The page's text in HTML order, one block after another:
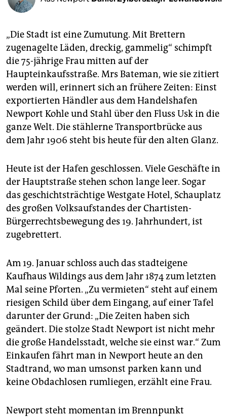
fragen & hilfe
unterstützen
abo
genossenschaft
epaper login
„Die Stadt ist eine Zumutung. Mit Brettern
zugenagelte Läden, dreckig, gammelig“ schimpft
die 75-jährige Frau mitten auf der
Haupteinkaufsstraße. Mrs Bateman, wie sie zitiert
werden will, erinnert sich an frühere Zeiten: Einst
exportierten Händler aus dem Handelshafen
Newport Kohle und Stahl über den Fluss Usk in die
ganze Welt. Die stählerne Transportbrücke aus
dem Jahr 1906 steht bis heute für den alten Glanz.
Heute ist der Hafen geschlossen. Viele Geschäfte in
der Hauptstraße stehen schon lange leer. Sogar
das geschichtsträchtige Westgate Hotel, Schauplatz
des großen Volksaufstandes der Chartisten-
Bürgerrechtsbewegung des 19. Jahrhundert, ist
zugebrettert.
Am 19. Januar schloss auch das stadteigene
Kaufhaus Wildings aus dem Jahr 1874 zum letzten
Mal seine Pforten. „Zu vermieten“ steht auf einem
riesigen Schild über dem Eingang, auf einer Tafel
darunter der Grund: „Die Zeiten haben sich
geändert. Die stolze Stadt Newport ist nicht mehr
die große Handelsstadt, welche sie einst war.“ Zum
Einkaufen fährt man in Newport heute an den
Stadtrand, wo man umsonst parken kann und
keine Obdachlosen rumliegen, erzählt eine Frau.
Newport steht momentan im Brennpunkt